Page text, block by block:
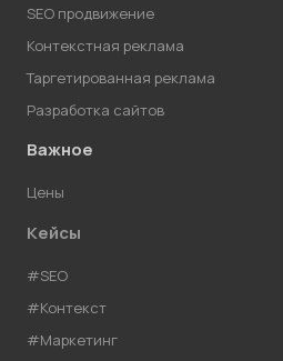
SEO продвижение
Контекстная реклама
Таргетированная реклама
Разработка сайтов
Важное
Цены
Кейсы
#SEO
#Контекст
#Маркетинг